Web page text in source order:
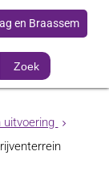
en Braassem
Zoek
uitvoering